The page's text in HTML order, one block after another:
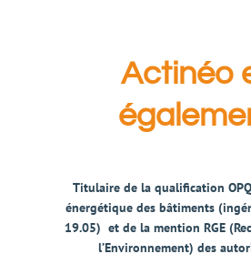
Actinéo
Titulaire de la qualification
énergétique des bâtiments
19.05) et de la mention RGE
l’Environnement) des